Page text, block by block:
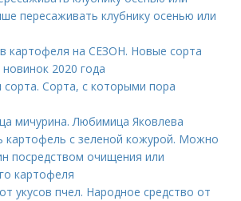
пересаживать клубнику осенью или
картофеля на СЕЗОН. Новые сорта
2020 года
сорта. Сорта, с которыми пора
мичурина. Любимица Яковлева
картофель с зеленой кожурой. Можно
посредством очищения или
картофеля
укусов пчел. Народное средство от